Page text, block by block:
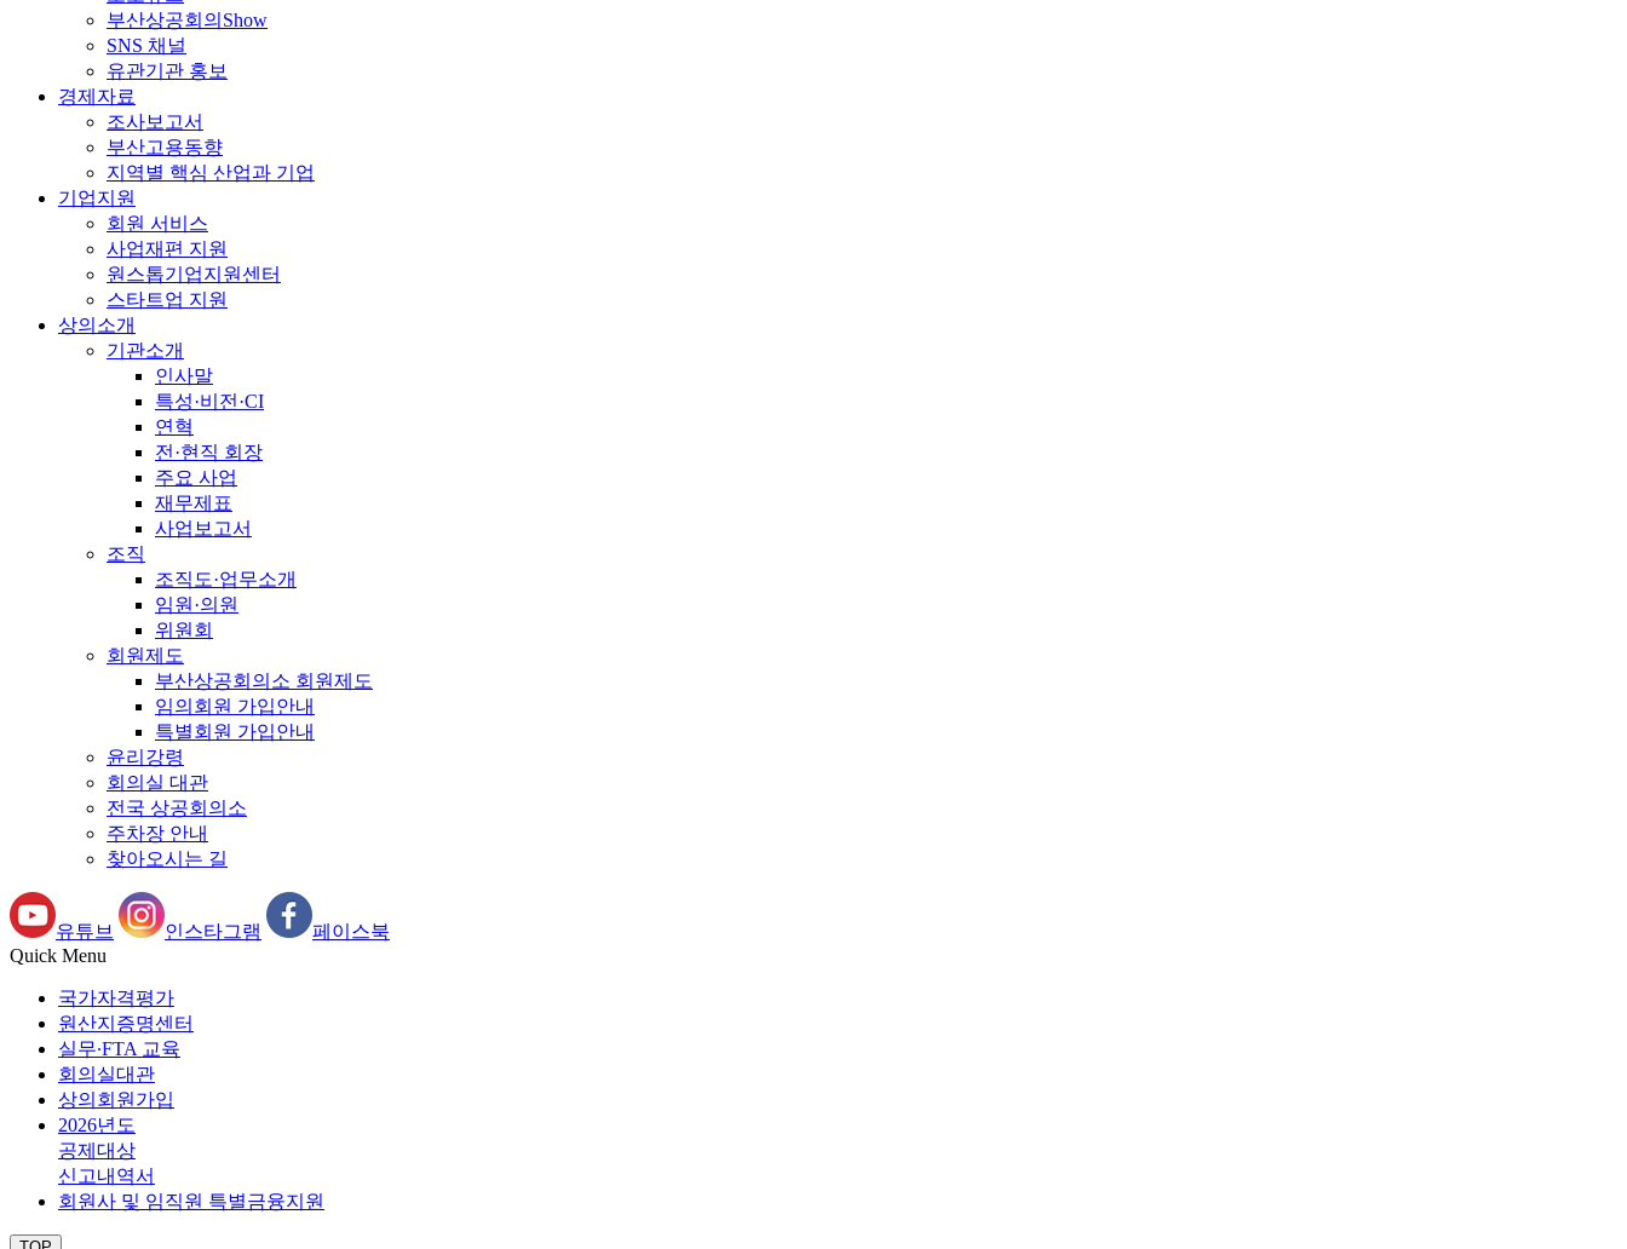
부산상공회의Show
SNS 채널
유관기관 홍보
경제자료
조사보고서
부산고용동향
지역별 핵심 산업과 기업
기업지원
회원 서비스
사업재편 지원
원스톱기업지원센터
스타트업 지원
상의소개
기관소개
인사말
특성·비전·CI
연혁
전·현직 회장
주요 사업
재무제표
사업보고서
조직
조직도·업무소개
임원·의원
위원회
회원제도
부산상공회의소 회원제도
임의회원 가입안내
특별회원 가입안내
윤리강령
회의실 대관
전국 상공회의소
주차장 안내
찾아오시는 길
유튜브 인스타그램
페이스북
Quick Menu
국가자격평가
원산지증명센터
실무∙FTA 교육
회의실대관
상의회원가입
2026년도
공제대상
신고내역서
회원사 및 임직원 특별금융지원